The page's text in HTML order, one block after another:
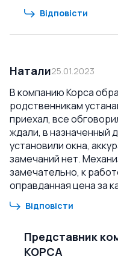
Відповісти
Натали25.01.2023
В компанию Корса
родственникам
приехал, все
ждали, в назначенный
установили окна,
замечаний нет.
замечательно, к
оправданная цена за
Відповісти
Представник
КОРСА